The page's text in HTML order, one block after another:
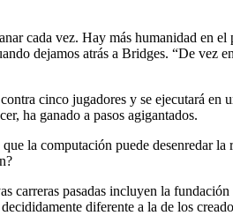
cada vez. Hay más humanidad en
dejamos atrás a Bridges. “De vez
cinco jugadores y se ejecutará
ha ganado a pasos agigantados.
la computación puede desenredar
pasadas incluyen la
diferente a la de los